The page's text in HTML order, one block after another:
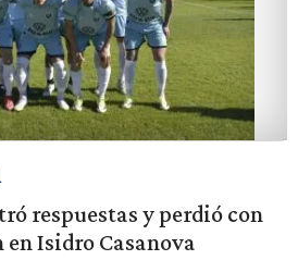
respuestas y perdió con
Isidro Casanova